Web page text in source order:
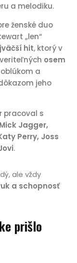
a melodiku.
ženské duo
„len“
hit, ktorý v
osem
a
jeho
pracoval s
Jagger,
Perry, Joss
.
ale vždy
a schopnosť
prišlo